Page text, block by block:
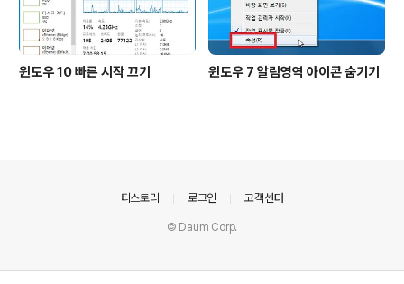
윈도우 10 빠른 시작 끄기 윈도우 7 알림영역 아이콘 숨기기
티스토리 로그인 고객센터
© Daum Corp.